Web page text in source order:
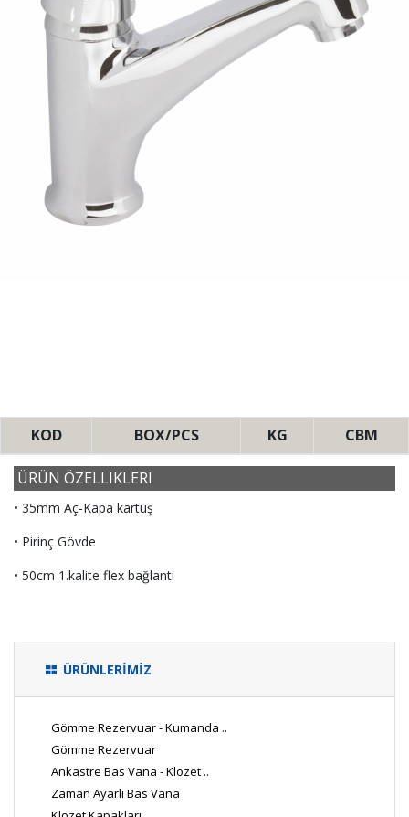
KOD BOX/PCS KG CBM
ÜRÜN ÖZELLIKLERI
• 35mm Aç-Kapa kartuş
• Pirinç Gövde
• 50cm 1.kalite flex bağlantı
ÜRÜNLERİMİZ
Gömme Rezervuar - Kumanda ..
Gömme Rezervuar
Ankastre Bas Vana - Klozet ..
Zaman Ayarlı Bas Vana